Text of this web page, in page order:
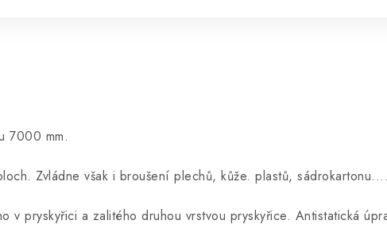
7000 mm.
Zvládne však i broušení plechů, kůže. plastů, sádrokartonu....
pryskyřici a zalitého druhou vrstvou pryskyřice. Antistatická